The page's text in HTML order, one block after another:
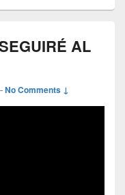
AL
No Comments ↓